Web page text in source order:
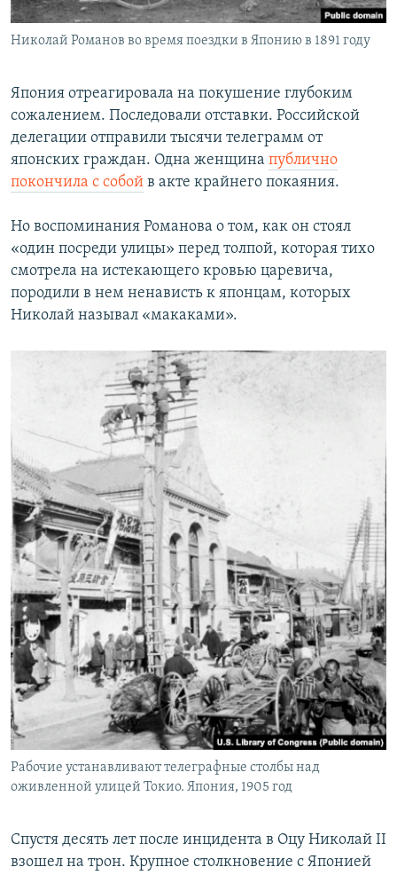
Николай Романов во время поездки в Японию в 1891 году
Япония отреагировала на покушение глубоким
сожалением. Последовали отставки. Российской
делегации отправили тысячи телеграмм от
японских граждан. Одна женщина публично
покончила с собой в акте крайнего покаяния.
Но воспоминания Романова о том, как он стоял
«один посреди улицы» перед толпой, которая тихо
смотрела на истекающего кровью царевича,
породили в нем ненависть к японцам, которых
Николай называл «макаками».
Рабочие устанавливают телеграфные столбы над
оживленной улицей Токио. Япония, 1905 год
Спустя десять лет после инцидента в Оцу Николай II
взошел на трон. Крупное столкновение с Японией